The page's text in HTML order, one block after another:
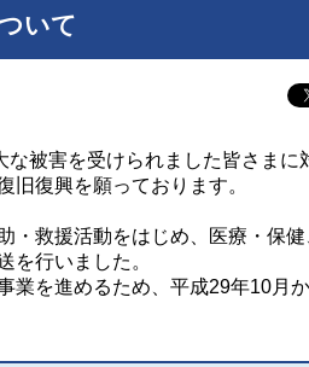
いて
被害を受けられました皆さまに
旧復興を願っております。
救援活動をはじめ、医療・保
を行いました。
を進めるため、平成29年10月